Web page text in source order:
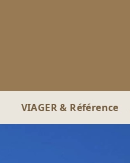
VIAGER & Référence